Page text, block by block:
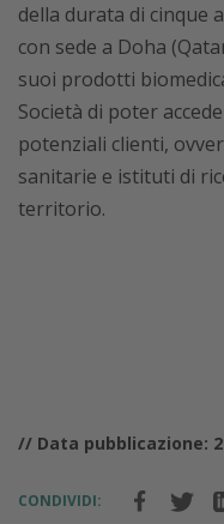
della durata di cinque
con sede a Doha
suoi prodotti
Società di poter
potenziali clienti,
sanitarie e istituti di
territorio.
// Data pubblicazione:
CONDIVIDI: